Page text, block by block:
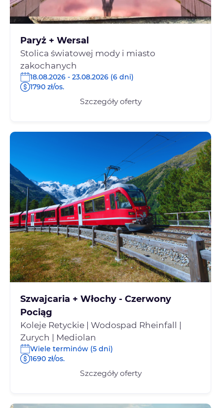
Paryż + Wersal
Stolica światowej mody i miasto
zakochanych
18.08.2026 - 23.08.2026 (6 dni)
1790 zł/os.
Szczegóły oferty
Szwajcaria + Włochy - Czerwony
Pociąg
Koleje Retyckie | Wodospad Rheinfall |
Zurych | Mediolan
Wiele terminów (5 dni)
1690 zł/os.
Szczegóły oferty